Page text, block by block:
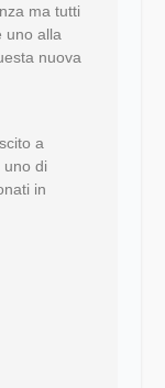
ma tutti
uno alla
nuova
a
uno di
in